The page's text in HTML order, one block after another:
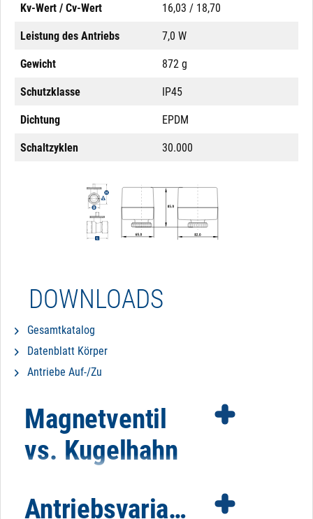
Kv-Wert / Cv-Wert 16,03 / 18,70
Leistung des Antriebs 7,0 W
Gewicht 872 g
Schutzklasse IP45
Dichtung EPDM
Schaltzyklen 30.000
DOWNLOADS
Gesamtkatalog
Datenblatt Körper
Antriebe Auf-/Zu
Magnetventil
vs. Kugelhahn
Es gibt bestimmte Faktoren, die für oder gegen den
Antriebsvarianten